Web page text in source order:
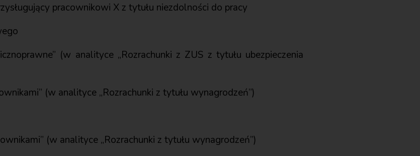
pracownikowi X z tytułu niezdolności do pracy
(w analityce „Rozrachunki z ZUS z tytułu ubezpieczenia
(w analityce „Rozrachunki z tytułu wynagrodzeń”)
(w analityce „Rozrachunki z tytułu wynagrodzeń”)